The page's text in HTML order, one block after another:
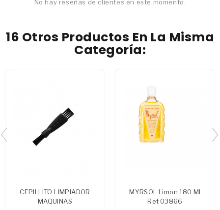
No hay reseñas de clientes en este momento.
16 Otros Productos En La Misma
Categoría:
CEPILLITO LIMPIADOR
MAQUINAS
MYRSOL Limon 180 Ml
Ref.03866